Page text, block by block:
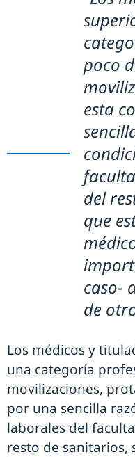
poco
esta
del
que
caso-
de
Los médicos y
una categoría
movilizaciones,
por una sencilla
laborales del
resto de sanitarios,